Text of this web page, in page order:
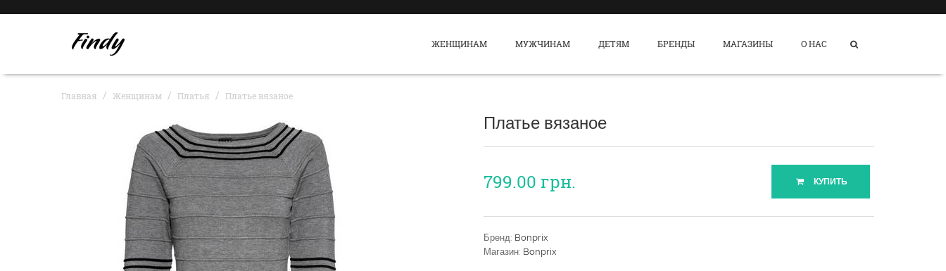
ЖЕНЩИНАМ МУЖЧИНАМ ДЕТЯМ БРЕНДЫ МАГАЗИНЫ О НАС
Главная Женщинам Платья Платье вязаное
Платье вязаное
799.00 грн. КУПИТЬ
Бренд: Bonprix
Магазин: Bonprix